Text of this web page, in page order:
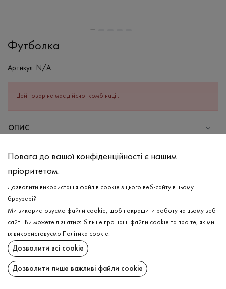
Футболка
Артикул: N/A
Цей товар не має дійсної комбінації.
ОПИС
фасону з подовженим рукавом та спущеною лінією плеча.
Має круглу прострочену горловину. Відчувайте легкість та
комфорт у кожному русі з бавовняною футболкою!
СКЛАД
Бавовна - 100%
ДОГЛЯД
Прання в теплій воді (до 40°С)
Відбілювання заборонено
ДОСТАВКА
ПОВЕРНЕННЯ
Повага до вашої конфіденційності є нашим
пріоритетом.
Дозволити використання файлів cookie з цього веб-сайту в цьому
браузері?
Ми використовуємо файли cookie, щоб покращити роботу на цьому веб-
сайті. Ви можете дізнатися більше про наші файли cookie та про те, як ми
їх використовуємо
Політика cookie.
Дозволити всі cookie
Дозволити лише важливі файли cookie